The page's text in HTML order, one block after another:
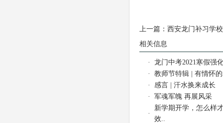
上一篇： 西安龙门补习学
相关信息
·
龙门中考2021寒假强
·
教师节特辑 | 有情怀
·
感言 | 汗水换来成长
·
军魂军魄 再展风采
·
新学期开学，怎么样
效..